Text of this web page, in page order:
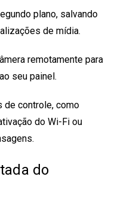
plano, salvando
de mídia.
remotamente para
seu painel.
de controle, como
do Wi-Fi ou
do